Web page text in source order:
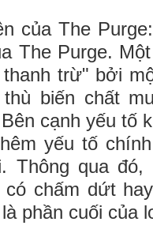
của The
The Purge.
trừ" bởi
biến chất
cạnh yếu tố
yếu tố
Thông qua
chấm dứt
phần cuối của